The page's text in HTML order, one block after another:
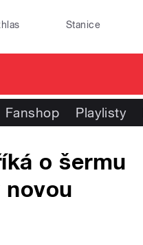
Stanice
Fanshop Playlisty
o šermu